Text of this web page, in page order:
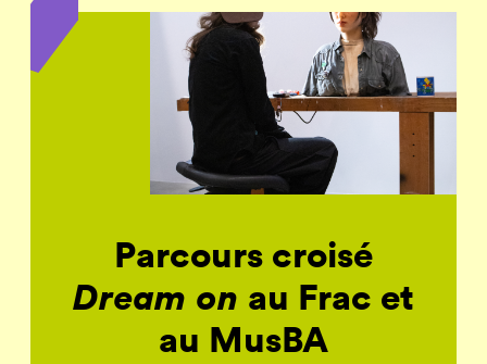
Parcours croisé
Dream on au Frac et
au MusBA